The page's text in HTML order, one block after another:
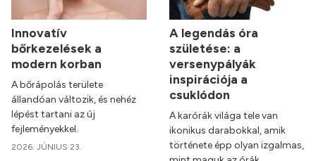
Innovatív
bőrkezelések a
modern korban
A bőrápolás területe
állandóan változik, és nehéz
lépést tartani az új
fejleményekkel.
2026. JÚNIUS 23.
A legendás óra
születése: a
versenypályák
inspirációja a
csuklódon
A karórák világa tele van
ikonikus darabokkal, amik
története épp olyan izgalmas,